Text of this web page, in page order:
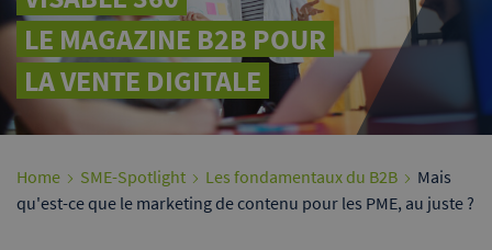
LE MAGAZINE B2B POUR
LA VENTE DIGITALE
Home SME-Spotlight Les fondamentaux du B2B
Mais
qu'est-ce que le marketing de contenu pour les PME, au juste ?